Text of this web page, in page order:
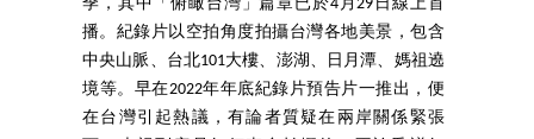
季，其中「俯瞰台灣」篇章已於4月29日線上首
播。紀錄片以空拍角度拍攝台灣各地美景，包含
中央山脈、台北101大樓、澎湖、日月潭、媽祖遶
境等。 早在2022年年底紀錄片預告片一推出，便
在台灣引起熱議，有論者質疑在兩岸關係緊張